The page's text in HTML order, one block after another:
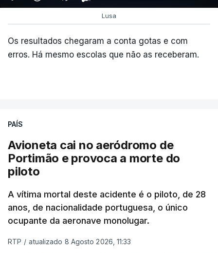
Lusa
Os resultados chegaram a conta gotas e com
erros. Há mesmo escolas que não as receberam.
PAÍS
Avioneta cai no aeródromo de
Portimão e provoca a morte do
piloto
A vítima mortal deste acidente é o piloto, de 28
anos, de nacionalidade portuguesa, o único
ocupante da aeronave monolugar.
RTP / atualizado 8 Agosto 2026, 11:33